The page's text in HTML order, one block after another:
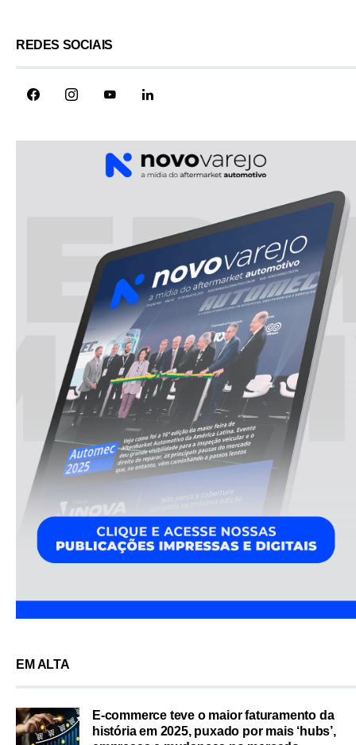
REDES SOCIAIS
EM ALTA
E-commerce teve o maior faturamento da
história em 2025, puxado por mais ‘hubs’,